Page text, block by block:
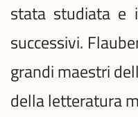
stata studiata e
successivi.
grandi maestri
della letteratura